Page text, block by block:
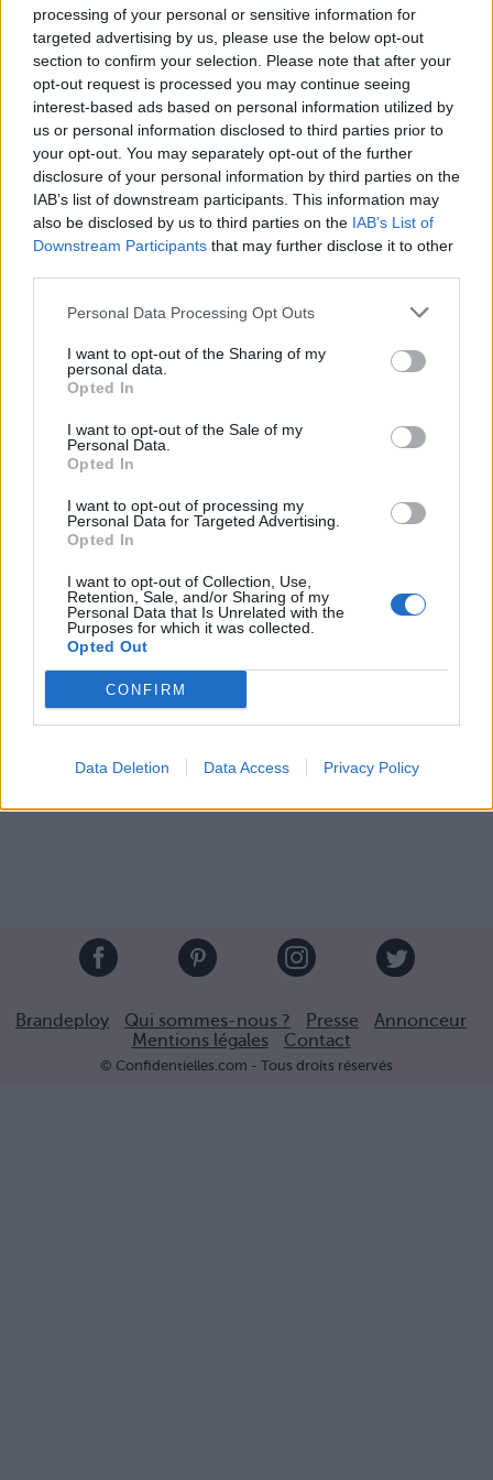
processing of your personal or sensitive information for
targeted advertising by us, please use the below opt-out
section to confirm your selection. Please note that after your
opt-out request is processed you may continue seeing
interest-based ads based on personal information utilized by
us or personal information disclosed to third parties prior to
your opt-out. You may separately opt-out of the further
disclosure of your personal information by third parties on the
IAB’s list of downstream participants. This information may
also be disclosed by us to third parties on the IAB’s List of
Downstream Participants that may further disclose it to other
Personal Data Processing Opt Outs
I want to opt-out of the Sharing of my
personal data.
Opted In
I want to opt-out of the Sale of my
Personal Data.
Opted In
I want to opt-out of processing my
Personal Data for Targeted Advertising.
Opted In
I want to opt-out of Collection, Use,
Retention, Sale, and/or Sharing of my
Personal Data that Is Unrelated with the
Purposes for which it was collected.
Opted Out
CONFIRM
Data Deletion Data Access Privacy Policy
suffisamment longs pour que ça fonctionne bien.
3. Pourquoi c'est chouette
Parce que les poils sont retirés jusqu'à la racine, et
surtout parce que cette technique est ultra-précise, et
pratiquée par une vraie experte elle permet d'obtenir un
sourcil bien dessiné. En plus, c'est peu douloureux et la
repousse est plus lente qu'avec les autres méthodes.
3. La vidéo qui explique tout
Crédit photo /Pinterest
Partager sur Facebook
Brandeploy Qui sommes-nous ? Presse
Annonceur
Mentions légales
Contact
© Confidentielles.com - Tous droits réservés